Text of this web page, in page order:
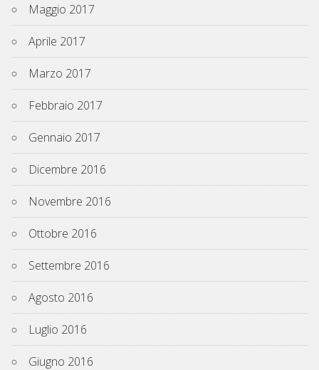
Maggio 2017
Aprile 2017
Marzo 2017
Febbraio 2017
Gennaio 2017
Dicembre 2016
Novembre 2016
Ottobre 2016
Settembre 2016
Agosto 2016
Luglio 2016
Giugno 2016